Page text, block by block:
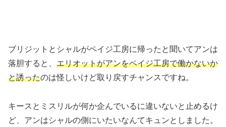
ブリジットとシャルがペイジ工房に帰ったと聞いてアンは
落胆すると、 エリオットがアンをペイジ工房で働かないか
と誘ったのは怪しいけど取り戻すチャンスですね。
キースとミスリルが何か企んでいるに違いないと止めるけ
ど、アンはシャルの側にいたいなんてキュンとしました。